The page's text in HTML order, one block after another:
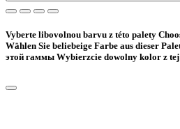
Vyberte libovolnou barvu z této palety
Wählen Sie beliebeige Farbe aus dieser
этой гаммы Wybierzcie dowolny kolor z